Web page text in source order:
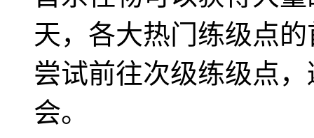
天，各大热门练级点
尝试前往次级练级点
会。